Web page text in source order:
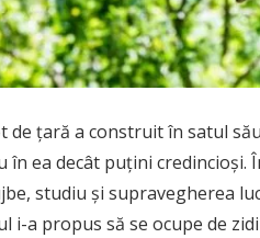
de ţară a construit în satul
în ea decât puţini
studiu şi supravegherea
i-a propus să se ocupe de